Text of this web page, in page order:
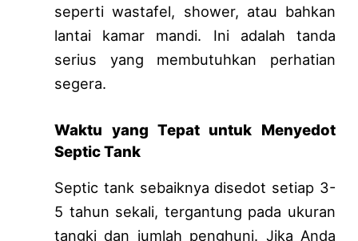
seperti wastafel, shower, atau bahkan
lantai kamar mandi. Ini adalah tanda
serius yang membutuhkan perhatian
segera.
Waktu yang Tepat untuk Menyedot
Septic Tank
Septic tank sebaiknya disedot setiap 3-
5 tahun sekali, tergantung pada ukuran
tangki dan jumlah penghuni. Jika Anda